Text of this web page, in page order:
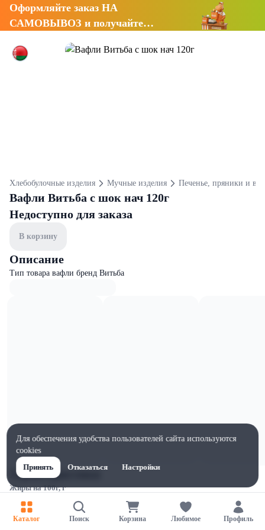
Оформляйте заказ НА
САМОВЫВОЗ и получайте
Хлебобулочные изделия Мучные изделия Печенье, пряники и
Вафли Витьба с шок нач 120г
Недоступно для заказа
В корзину
Описание
Тип товара вафли бренд Витьба
Характеристики
Жиры на 100г, г
Ширина, мм
Каталог Поиск Корзина Любимое Профиль
Для обеспечения удобства пользователей сайта используются
cookies
Принять
Отказаться Настройки